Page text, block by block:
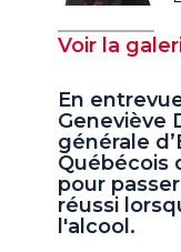
Voir la
En
Geneviève
générale
Québécois
pour
réussi
l'alcool.